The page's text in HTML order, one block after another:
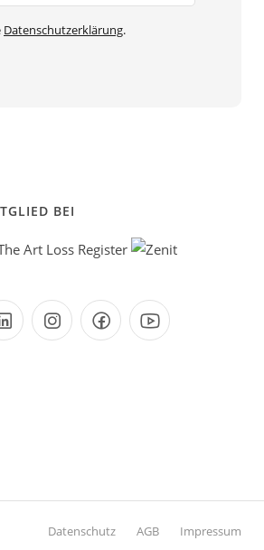
Datenschutzerklärung.
BEI
Datenschutz AGB Impressum